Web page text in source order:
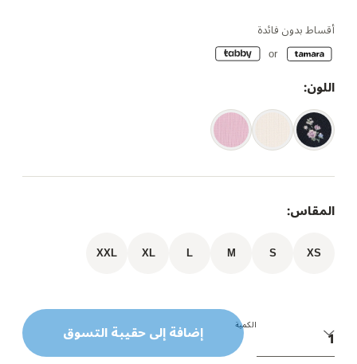
أقساط بدون فائدة
اللون:
المقاس:
XS
S
M
L
XL
XXL
الكمية إضافة إلى حقيبة التسوق